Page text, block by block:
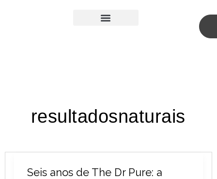
resultadosnaturais
Seis anos de The Dr Pure: a
anos